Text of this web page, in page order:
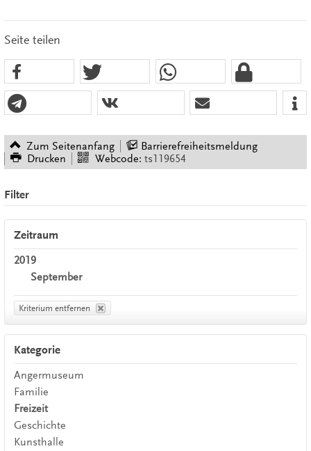
Seite teilen
Zum Seitenanfang
Barrierefreiheitsmeldung
Drucken
Webcode: ts119654
Filter
Zeitraum
2019
September
Kriterium entfernen
Kategorie
Angermuseum
Familie
Freizeit
Geschichte
Kunsthalle